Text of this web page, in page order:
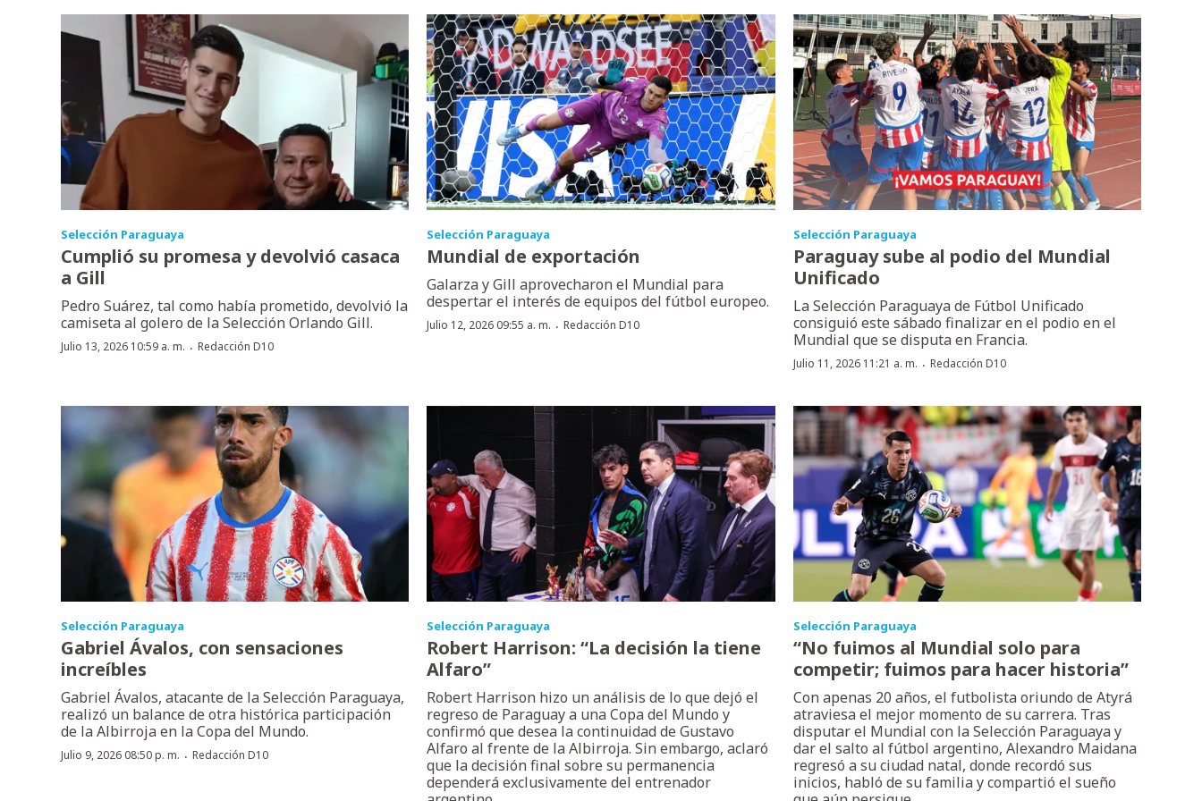
Selección Paraguaya
Cumplió su promesa y devolvió casaca
a Gill
Pedro Suárez, tal como había prometido, devolvió la
camiseta al golero de la Selección Orlando Gill.
Julio 13, 2026 10:59 a. m. · Redacción D10
Selección Paraguaya
Mundial de exportación
Galarza y Gill aprovecharon el Mundial para
despertar el interés de equipos del fútbol europeo.
Julio 12, 2026 09:55 a. m. ·Redacción D10
Selección Paraguaya
Paraguay sube al podio del Mundial
Unificado
La Selección Paraguaya de Fútbol Unificado
consiguió este sábado finalizar en el podio en el
Mundial que se disputa en Francia.
Julio 11, 2026 11:21 a. m. · Redacción D10
Selección Paraguaya
Gabriel Ávalos, con sensaciones
increíbles
Gabriel Ávalos, atacante de la Selección Paraguaya,
realizó un balance de otra histórica participación
de la Albirroja en la Copa del Mundo.
Julio 9, 2026 08:50 p. m. · Redacción D10
Selección Paraguaya
Robert Harrison: “La decisión la tiene
Alfaro”
Robert Harrison hizo un análisis de lo que dejó el
regreso de Paraguay a una Copa del Mundo y
confirmó que desea la continuidad de Gustavo
Alfaro al frente de la Albirroja. Sin embargo, aclaró
que la decisión final sobre su permanencia
dependerá exclusivamente del entrenador
Selección Paraguaya
“No fuimos al Mundial solo para
competir; fuimos para hacer historia”
Con apenas 20 años, el futbolista oriundo de Atyrá
atraviesa el mejor momento de su carrera. Tras
disputar el Mundial con la Selección Paraguaya y
dar el salto al fútbol argentino, Alexandro Maidana
regresó a su ciudad natal, donde recordó sus
inicios, habló de su familia y compartió el sueño